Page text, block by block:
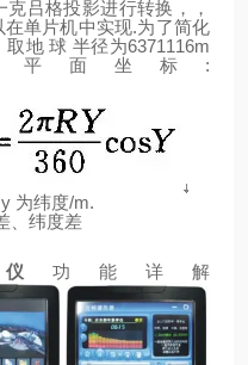
吕格投影进行转换，，
单片机中实现.为了简化
取地 球 半径为6371116m
平面坐标 :
为纬度/m.
、纬度差
功能详解